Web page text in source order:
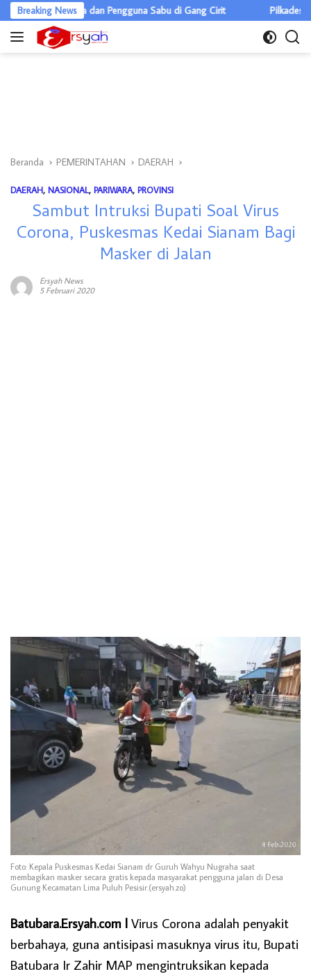
Langsung
ke
Breaking News
Ganja dan Pengguna Sabu di Gang Cirit Pilkades Pulau Rakyat
Beranda PEMERINTAHAN DAERAH
DAERAH, NASIONAL, PARIWARA, PROVINSI
Sambut Intruksi Bupati Soal Virus
Corona, Puskesmas Kedai Sianam Bagi
Masker di Jalan
Ersyah News
5 Februari 2020
Foto: Kepala Puskesmas Kedai Sianam dr Guruh Wahyu Nugraha saat
membagikan masker secara gratis kepada masyarakat pengguna jalan di Desa
Gunung Kecamatan Lima Puluh Pesisir.(ersyah.zo)
Batubara.Ersyah.com l Virus Corona adalah penyakit
berbahaya, guna antisipasi masuknya virus itu, Bupati
Batubara Ir Zahir MAP mengintruksikan kepada